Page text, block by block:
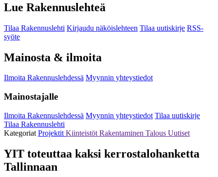
Lue Rakennuslehteä
Tilaa Rakennuslehti Kirjaudu näköislehteen Tilaa uutiskirje RSS-
syöte
Mainosta & ilmoita
Ilmoita Rakennuslehdessä Myynnin yhteystiedot
Mainostajalle
Ilmoita Rakennuslehdessä Myynnin yhteystiedot Tilaa uutiskirje
Tilaa Rakennuslehti
Kategoriat Projektit Kiinteistöt Rakentaminen Talous Uutiset
YIT toteuttaa kaksi kerrostalohanketta
Tallinnaan